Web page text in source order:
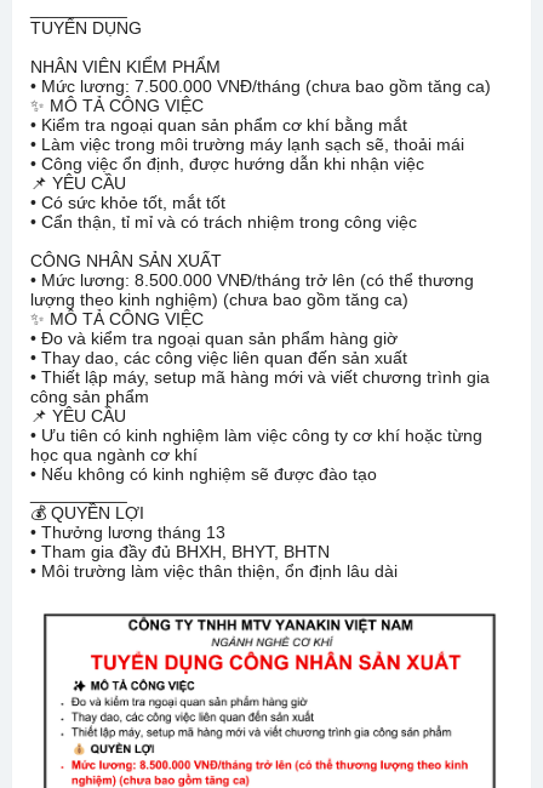
TUYỂN DỤNG
NHÂN VIÊN KIỂM PHẨM
• Mức lương: 7.500.000 VNĐ/tháng (chưa bao gồm tăng ca)
✨ MÔ TẢ CÔNG VIỆC
• Kiểm tra ngoại quan sản phẩm cơ khí bằng mắt
• Làm việc trong môi trường máy lạnh sạch sẽ, thoải mái
• Công việc ổn định, được hướng dẫn khi nhận việc
📌 YÊU CẦU
• Có sức khỏe tốt, mắt tốt
• Cẩn thận, tỉ mỉ và có trách nhiệm trong công việc
CÔNG NHÂN SẢN XUẤT
• Mức lương: 8.500.000 VNĐ/tháng trở lên (có thể thương
lượng theo kinh nghiệm) (chưa bao gồm tăng ca)
✨ MÔ TẢ CÔNG VIỆC
• Đo và kiểm tra ngoại quan sản phẩm hàng giờ
• Thay dao, các công việc liên quan đến sản xuất
• Thiết lập máy, setup mã hàng mới và viết chương trình gia
công sản phẩm
📌 YÊU CẦU
• Ưu tiên có kinh nghiệm làm việc công ty cơ khí hoặc từng
học qua ngành cơ khí
• Nếu không có kinh nghiệm sẽ được đào tạo
💰 QUYỀN LỢI
• Thưởng lương tháng 13
• Tham gia đầy đủ BHXH, BHYT, BHTN
• Môi trường làm việc thân thiện, ổn định lâu dài